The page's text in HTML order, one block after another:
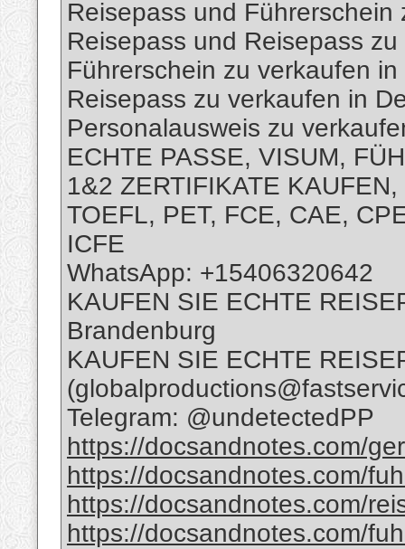
Reisepass und
Reisepass und Reisepass
Führerschein zu verkaufen in
Reisepass zu verkaufen in
Personalausweis zu
ECHTE PASSE, VISUM,
1&2 ZERTIFIKATE
TOEFL, PET, FCE, CAE,
ICFE
WhatsApp: +15406320642
KAUFEN SIE ECHTE
Brandenburg
KAUFEN SIE ECHTE
Telegram: @undetectedPP
https://docsandnotes.com/
https://docsandnotes.com/
https://docsandnotes.com/
https://docsandnotes.com/